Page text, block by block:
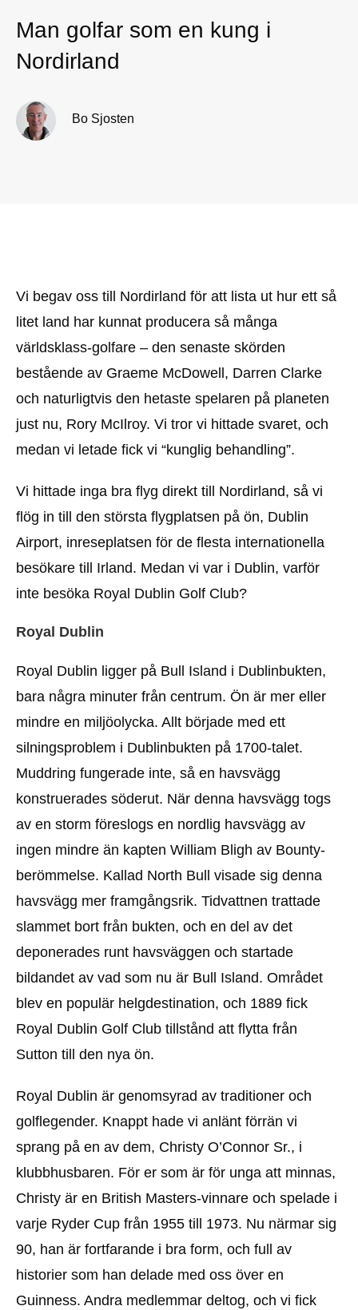
Man golfar som en kung i
Nordirland
Bo Sjosten
Vi begav oss till Nordirland för att lista ut hur ett så
litet land har kunnat producera så många
världsklass-golfare – den senaste skörden
bestående av Graeme McDowell, Darren Clarke
och naturligtvis den hetaste spelaren på planeten
just nu, Rory McIlroy. Vi tror vi hittade svaret, och
medan vi letade fick vi “kunglig behandling”.
Vi hittade inga bra flyg direkt till Nordirland, så vi
flög in till den största flygplatsen på ön, Dublin
Airport, inreseplatsen för de flesta internationella
besökare till Irland. Medan vi var i Dublin, varför
inte besöka Royal Dublin Golf Club?
Royal Dublin
Royal Dublin ligger på Bull Island i Dublinbukten,
bara några minuter från centrum. Ön är mer eller
mindre en miljöolycka. Allt började med ett
silningsproblem i Dublinbukten på 1700-talet.
Muddring fungerade inte, så en havsvägg
konstruerades söderut. När denna havsvägg togs
av en storm föreslogs en nordlig havsvägg av
ingen mindre än kapten William Bligh av Bounty-
berömmelse. Kallad North Bull visade sig denna
havsvägg mer framgångsrik. Tidvattnen trattade
slammet bort från bukten, och en del av det
deponerades runt havsväggen och startade
bildandet av vad som nu är Bull Island. Området
blev en populär helgdestination, och 1889 fick
Royal Dublin Golf Club tillstånd att flytta från
Sutton till den nya ön.
Royal Dublin är genomsyrad av traditioner och
golflegender. Knappt hade vi anlänt förrän vi
sprang på en av dem, Christy O’Connor Sr., i
klubbhusbaren. För er som är för unga att minnas,
Christy är en British Masters-vinnare och spelade i
varje Ryder Cup från 1955 till 1973. Nu närmar sig
90, han är fortfarande i bra form, och full av
historier som han delade med oss över en
Guinness. Andra medlemmar deltog, och vi fick